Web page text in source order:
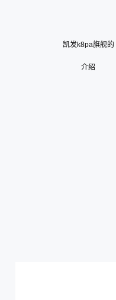
凯发k8pa旗舰的
介绍